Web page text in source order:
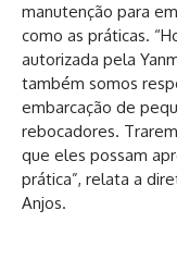
manutenção para
como as práticas.
autorizada pela
também somos
embarcação de
rebocadores.
que eles possam
prática”, relata a
Anjos.